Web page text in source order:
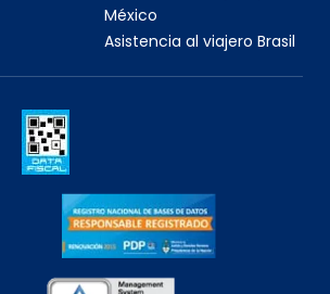
México
Asistencia al viajero Brasil